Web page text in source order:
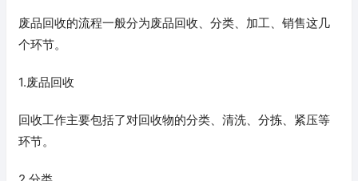
废品回收的流程一般分为废品回收、分类、加工、销售这几
个环节。
1.废品回收
回收工作主要包括了对回收物的分类、清洗、分拣、紧压等
环节。